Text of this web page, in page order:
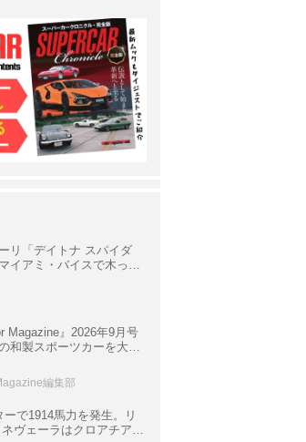
リ「デイトナ スパイダ
イアミ・バイスで木っ端
けた理由
Magazine』2026年9月号
和製スポーツカーを大特
載
編集部
ーで1914馬力を発生。リ
ヴェーラはクロアチア発